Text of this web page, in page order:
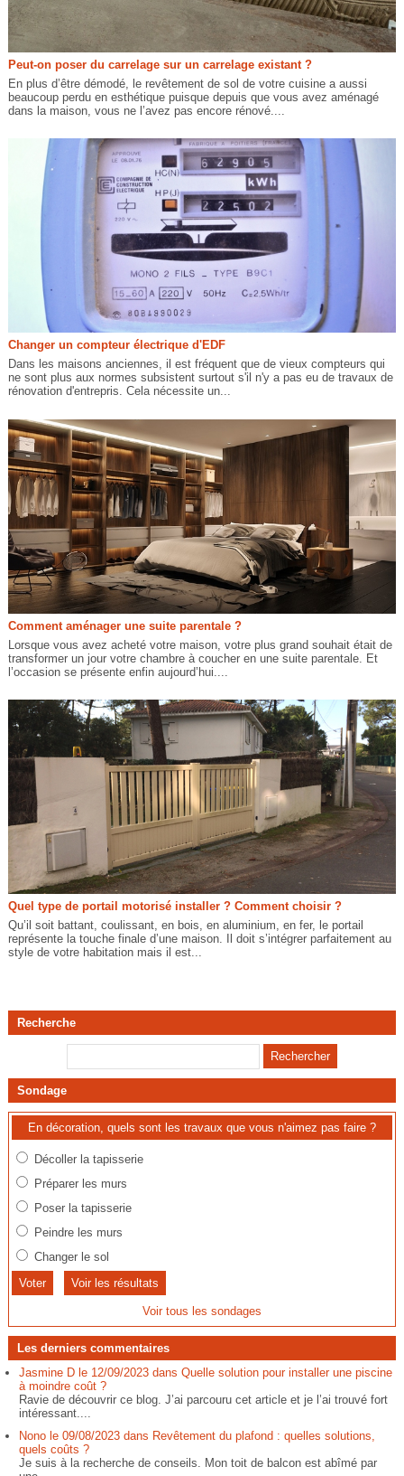
Peut-on poser du carrelage sur un carrelage existant ?
En plus d’être démodé, le revêtement de sol de votre cuisine a aussi
beaucoup perdu en esthétique puisque depuis que vous avez aménagé
dans la maison, vous ne l’avez pas encore rénové....
Changer un compteur électrique d'EDF
Dans les maisons anciennes, il est fréquent que de vieux compteurs qui
ne sont plus aux normes subsistent surtout s'il n'y a pas eu de travaux de
rénovation d'entrepris. Cela nécessite un...
Comment aménager une suite parentale ?
Lorsque vous avez acheté votre maison, votre plus grand souhait était de
transformer un jour votre chambre à coucher en une suite parentale. Et
l’occasion se présente enfin aujourd’hui....
Quel type de portail motorisé installer ? Comment choisir ?
Qu’il soit battant, coulissant, en bois, en aluminium, en fer, le portail
représente la touche finale d’une maison. Il doit s’intégrer parfaitement au
style de votre habitation mais il est...
Recherche
Sondage
En décoration, quels sont les travaux que vous n'aimez pas faire ?
Décoller la tapisserie
Préparer les murs
Poser la tapisserie
Peindre les murs
Changer le sol
Voir les résultats
Voir tous les sondages
Les derniers commentaires
Jasmine D le 12/09/2023 dans Quelle solution pour installer une piscine
à moindre coût ?
Ravie de découvrir ce blog. J’ai parcouru cet article et je l’ai trouvé fort
intéressant....
Nono le 09/08/2023 dans Revêtement du plafond : quelles solutions,
quels coûts ?
Je suis à la recherche de conseils. Mon toit de balcon est abîmé par